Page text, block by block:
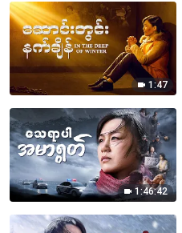
1:47
1:46:42